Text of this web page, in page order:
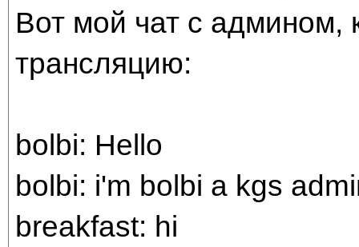
Вот мой чат с
трансляцию:
bolbi: Hello
bolbi: i'm bolbi a kgs
breakfast: hi